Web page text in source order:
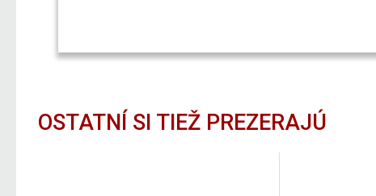
OSTATNÍ SI TIEŽ PREZERAJÚ